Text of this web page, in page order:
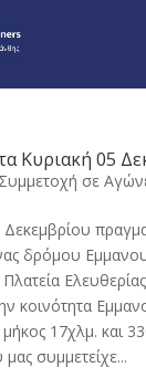
Κυριακή 05
Συμμετοχή σε
δρόμου
Πλατεία
κοινότητα
μήκος 17χλμ. και
συμμετείχε...